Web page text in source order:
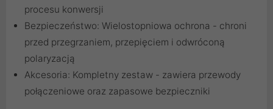
procesu konwersji
Bezpieczeństwo: Wielostopniowa ochrona - chroni
przed przegrzaniem, przepięciem i odwróconą
polaryzacją
Akcesoria: Kompletny zestaw - zawiera przewody
połączeniowe oraz zapasowe bezpieczniki